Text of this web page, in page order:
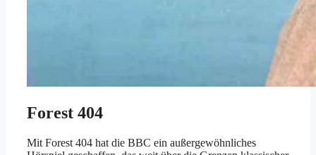
Forest 404
Mit Forest 404 hat die BBC ein außergewöhnliches